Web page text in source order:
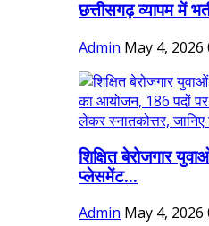
छत्तीसगढ़ व्यापम में
Admin May 4, 2026
शिक्षित बेरोजगार
प्लेसमेंट...
Admin May 4, 2026